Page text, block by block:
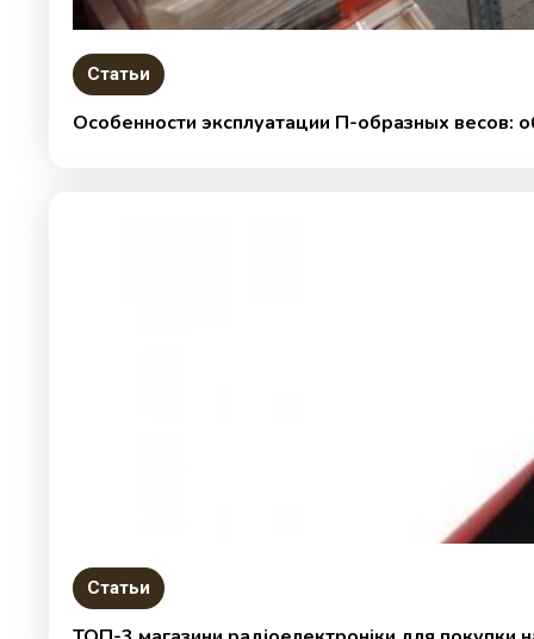
Статьи
Особенности эксплуатации П-образных весов:
Статьи